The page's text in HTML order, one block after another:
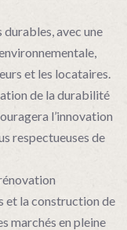
durables, avec une
et les locataires.
de la durabilité
l’innovation
respectueuses de
et la construction de
marchés en pleine